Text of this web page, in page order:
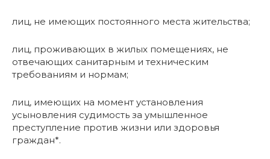
лиц, не имеющих постоянного места жительства;
лиц, проживающих в жилых помещениях, не
отвечающих санитарным и техническим
требованиям и нормам;
лиц, имеющих на момент установления
усыновления судимость за умышленное
преступление против жизни или здоровья
граждан*.